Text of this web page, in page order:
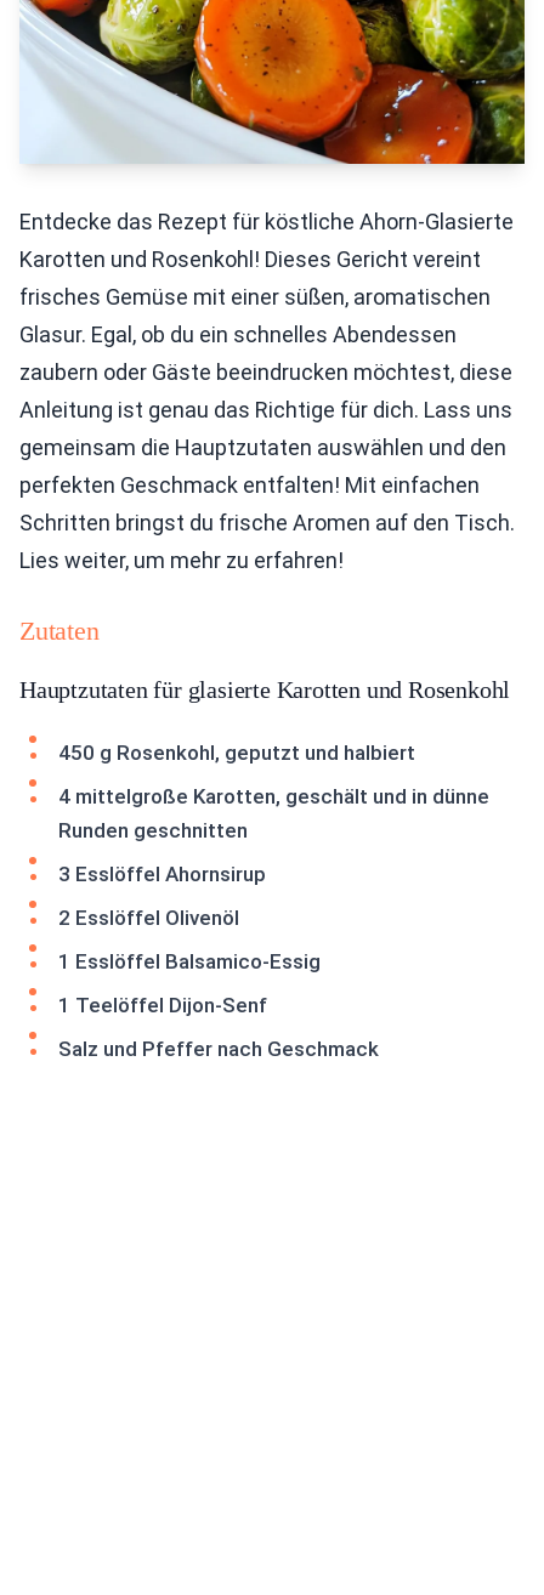
Entdecke das Rezept für köstliche Ahorn-Glasierte
Karotten und Rosenkohl! Dieses Gericht vereint
frisches Gemüse mit einer süßen, aromatischen
Glasur. Egal, ob du ein schnelles Abendessen
zaubern oder Gäste beeindrucken möchtest, diese
Anleitung ist genau das Richtige für dich. Lass uns
gemeinsam die Hauptzutaten auswählen und den
perfekten Geschmack entfalten! Mit einfachen
Schritten bringst du frische Aromen auf den Tisch.
Lies weiter, um mehr zu erfahren!
Zutaten
Hauptzutaten für glasierte Karotten und Rosenkohl
450 g Rosenkohl, geputzt und halbiert
4 mittelgroße Karotten, geschält und in dünne
Runden geschnitten
3 Esslöffel Ahornsirup
2 Esslöffel Olivenöl
1 Esslöffel Balsamico-Essig
1 Teelöffel Dijon-Senf
Salz und Pfeffer nach Geschmack